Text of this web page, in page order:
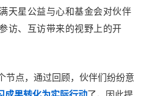
天星公益与心和基金会对伙伴
访、互访带来的视野上的开
节点，通过回顾，伙伴们纷纷意